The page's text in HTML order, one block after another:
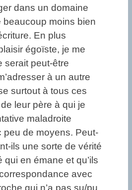
dans un domaine
beaucoup moins bien
En plus
égoïste, je me
serait peut-être
à un autre
surtout à tous ces
leur père à qui je
maladroite
peu de moyens. Peut-
ils une sorte de vérité
qui en émane et qu’ils
avec
qui n’a pas su/pu